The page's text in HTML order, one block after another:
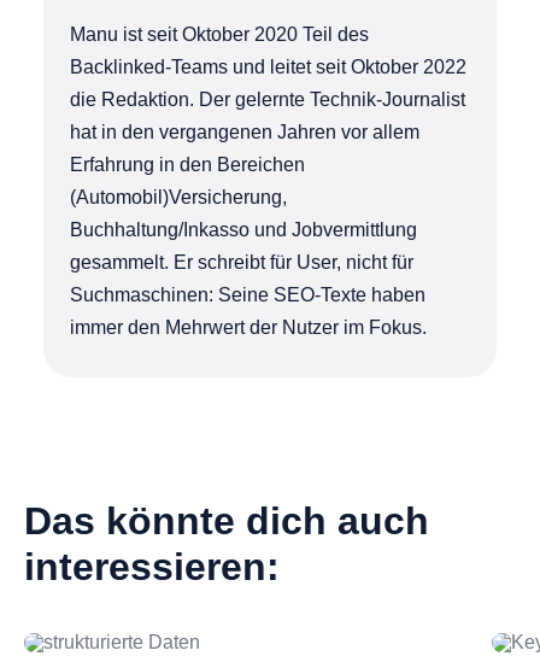
Manu ist seit Oktober 2020 Teil des
Backlinked-Teams und leitet seit Oktober 2022
die Redaktion. Der gelernte Technik-Journalist
hat in den vergangenen Jahren vor allem
Erfahrung in den Bereichen
(Automobil)Versicherung,
Buchhaltung/Inkasso und Jobvermittlung
gesammelt. Er schreibt für User, nicht für
Suchmaschinen: Seine SEO-Texte haben
immer den Mehrwert der Nutzer im Fokus.
Das könnte dich auch
interessieren: